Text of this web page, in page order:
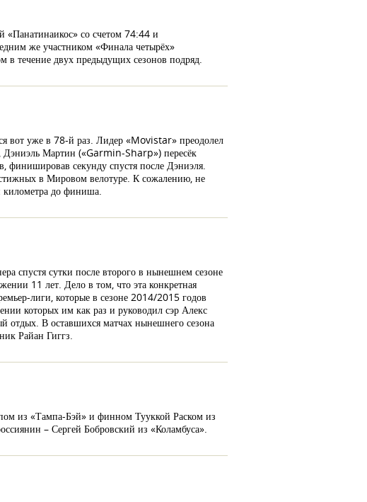
«Панатинаикос» со счетом 74:44 и
же участником «Финала четырёх»
в течение двух предыдущих сезонов подряд.
вот уже в 78-й раз. Лидер «Movistar» преодолел
Дэниэль Мартин («Garmin-Sharp») пересёк
секунду спустя после Дэниэля.
в Мировом велотуре. К сожалению, не
километра до финиша.
спустя сутки после второго в нынешнем сезоне
11 лет. Дело в том, что эта конкретная
лиги, которые в сезоне 2014/2015 годов
которых им как раз и руководил сэр Алекс
отдых. В оставшихся матчах нынешнего сезона
Райан Гиггз.
из «Тампа-Бэй» и финном Тууккой Раском из
– Сергей Бобровский из «Коламбуса».